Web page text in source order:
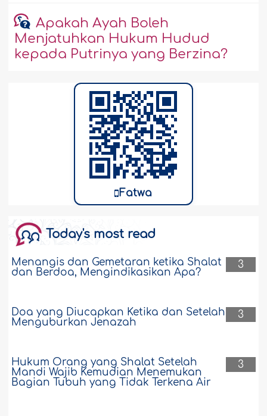
Apakah Ayah Boleh
Menjatuhkan Hukum Hudud
kepada Putrinya yang Berzina?
Fatwa
Today's most read
3
Menangis dan Gemetaran ketika Shalat
dan Berdoa, Mengindikasikan Apa?
3
Doa yang Diucapkan Ketika dan Setelah
Menguburkan Jenazah
3
Hukum Orang yang Shalat Setelah
Mandi Wajib Kemudian Menemukan
Bagian Tubuh yang Tidak Terkena Air